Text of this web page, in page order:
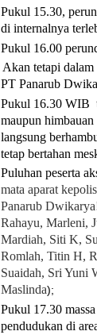
Pukul 15.30,
di internalnya
Pukul 16.00
Akan tetapi
PT Panarub
Pukul 16.30 WIB
maupun
langsung
tetap bertahan
Puluhan peserta
mata aparat
Panarub
Rahayu, Marleni,
Mardiah, Siti K,
Romlah, Titin H,
Suaidah, Sri Yuni
Maslinda);
Pukul 17.30
pendudukan di